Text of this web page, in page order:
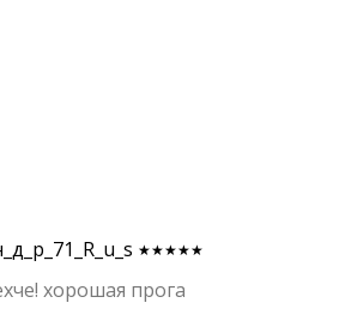
★★★★★
хорошая прога